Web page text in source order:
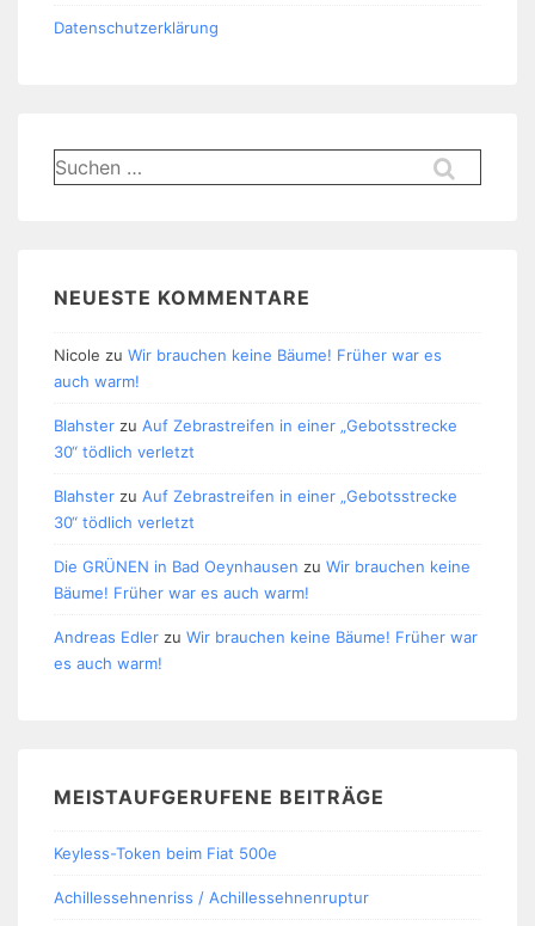
Datenschutzerklärung
Suchen
nach:
NEUESTE KOMMENTARE
Nicole zu Wir brauchen keine Bäume! Früher war es
auch warm!
Blahster zu Auf Zebrastreifen in einer „Gebotsstrecke
30“ tödlich verletzt
Blahster zu Auf Zebrastreifen in einer „Gebotsstrecke
30“ tödlich verletzt
Die GRÜNEN in Bad Oeynhausen zu Wir brauchen keine
Bäume! Früher war es auch warm!
Andreas Edler zu Wir brauchen keine Bäume! Früher war
es auch warm!
MEISTAUFGERUFENE BEITRÄGE
Keyless-Token beim Fiat 500e
Achillessehnenriss / Achillessehnenruptur